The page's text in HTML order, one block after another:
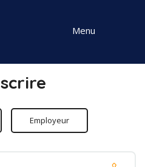
Menu
Employeur